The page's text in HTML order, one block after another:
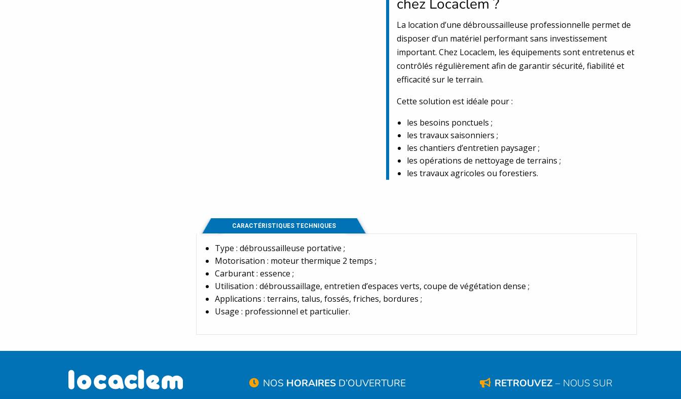
chez Locaclem ?
La location d’une débroussailleuse professionnelle permet de
disposer d’un matériel performant sans investissement
important. Chez Locaclem, les équipements sont entretenus et
contrôlés régulièrement afin de garantir sécurité, fiabilité et
efficacité sur le terrain.
Cette solution est idéale pour :
les besoins ponctuels ;
les travaux saisonniers ;
les chantiers d’entretien paysager ;
les opérations de nettoyage de terrains ;
les travaux agricoles ou forestiers.
CARACTÉRISTIQUES TECHNIQUES
Type : débroussailleuse portative ;
Motorisation : moteur thermique 2 temps ;
Carburant : essence ;
Utilisation : débroussaillage, entretien d’espaces verts, coupe de végétation dense ;
Applications : terrains, talus, fossés, friches, bordures ;
Usage : professionnel et particulier.
NOS HORAIRES D’OUVERTURE RETROUVEZ– NOUS SUR